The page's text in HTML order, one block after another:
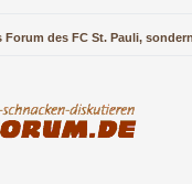
des FC St. Pauli,